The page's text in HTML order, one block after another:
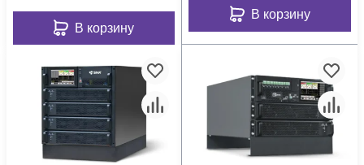
кВт (SNR-UPS-ONRT-
150-25CMX33)
В корзину
кВт (SNR-UPS-ONRT-
060-10CMX33)
В корзину